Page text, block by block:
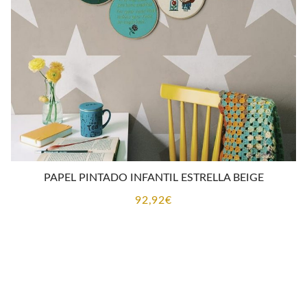
PAPEL PINTADO INFANTIL ESTRELLA BEIGE
92,92€